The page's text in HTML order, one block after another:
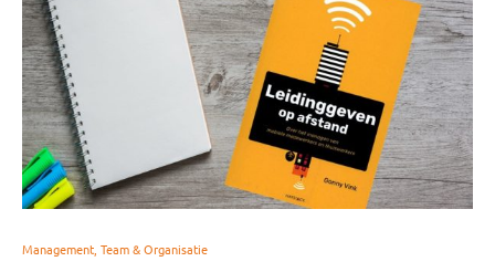
Management, Team & Organisatie